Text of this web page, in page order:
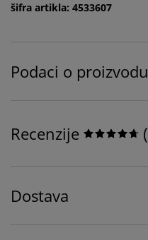
šifra artikla: 4533607
Podaci o proizvodu
Recenzije (
Dostava